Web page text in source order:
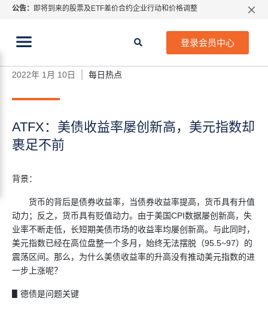
公告： 即将到来的股票及ETF差价合约企业行动和价格调整
ATFX呼吁推进金融市场合规、安全、有序、良性发展
登录会员中心
当前位置:
ATFX：美债收益率屡创新高，美元
指数却裹足不前
2022年 1月 10日 每日热点
ATFX：美债收益率屡创新高，美元指数却
裹足不前
背景：
货币的背后是债券收益率，当债券收益率提高，货币具有升值
动力；反之，货币具有贬值动力。由于美国CPI数据屡创新高，失
业率不断走低，长短期美债市场的收益率均屡创新高。与此同时，
美元指数已经在高位盘整一个多月，始终无法摆脱（95.5~97）的
震荡区间。那么，为什么美债收益率的升高没有推动美元指数的进
一步上涨呢？
▋德债是问题关键